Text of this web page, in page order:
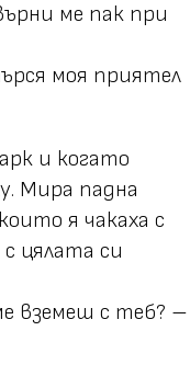
ме пак при
моя приятел
и когато
Мира падна
я чакаха с
цялата си
вземеш с теб? –